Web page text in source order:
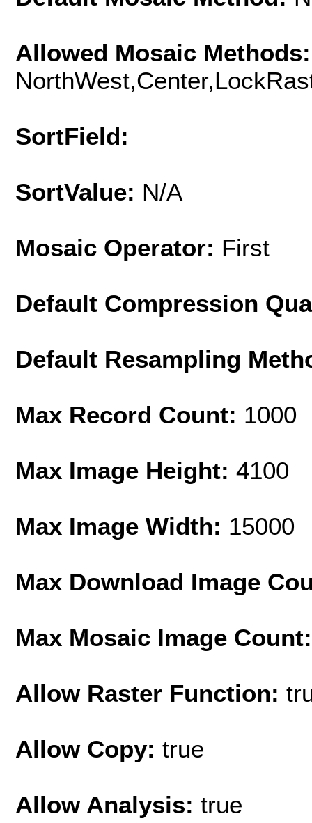
Allowed Mosaic Methods:
SortField:
SortValue: N/A
Mosaic Operator: First
Default Compression
Default Resampling
Max Record Count: 1000
Max Image Height: 4100
Max Image Width: 15000
Max Download Image
Max Mosaic Image
Allow Raster Function:
Allow Copy: true
Allow Analysis: true